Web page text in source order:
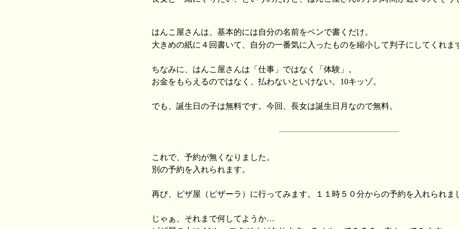
はんこ屋さんは、基本的には自分の名前をペンで書くだけ。
大きめの紙に４回書いて、自分の一番気に入ったものを縮小して判子にしてくれま
ちなみに、はんこ屋さんは「仕事」ではなく「体験」。
お金をもらえるのではなく、払わないといけない。10キッゾ。
でも、誕生日の子は無料です。今回、長女は誕生日月なので無料。
これで、予約が無くなりました。
別の予約を入れられます。
再び、ピザ屋（ピザーラ）に行ってみます。１１時５０分からの予約を入れられま
じゃぁ、それまで何してようか…